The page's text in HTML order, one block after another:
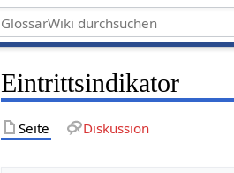
Eintrittsindikator
Seite Diskussion